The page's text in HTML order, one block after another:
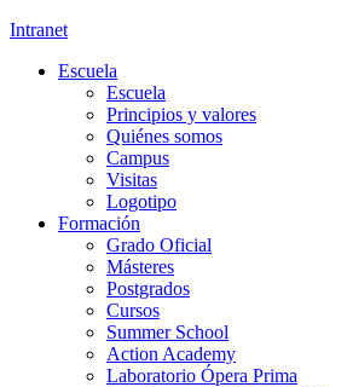
Intranet
Escuela
Escuela
Principios y valores
Quiénes somos
Campus
Visitas
Logotipo
Formación
Grado Oficial
Másteres
Postgrados
Cursos
Summer School
Action Academy
Laboratorio Ópera Prima